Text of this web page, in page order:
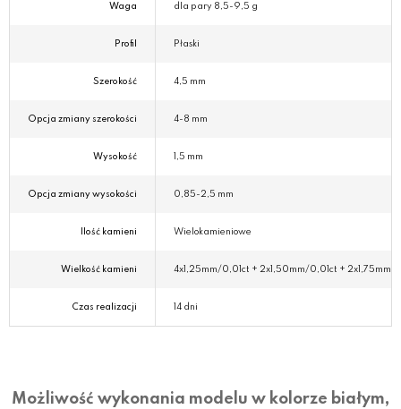
Waga dla pary 8,5-9,5 g
Profil Płaski
Szerokość 4,5 mm
Opcja zmiany szerokości 4-8 mm
Wysokość 1,5 mm
Opcja zmiany wysokości 0,85-2,5 mm
Ilość kamieni Wielokamieniowe
Wielkość kamieni 4x1,25mm/0,01ct + 2x1,50mm/0,01ct +
Czas realizacji 14 dni
Możliwość wykonania modelu w kolorze białym,